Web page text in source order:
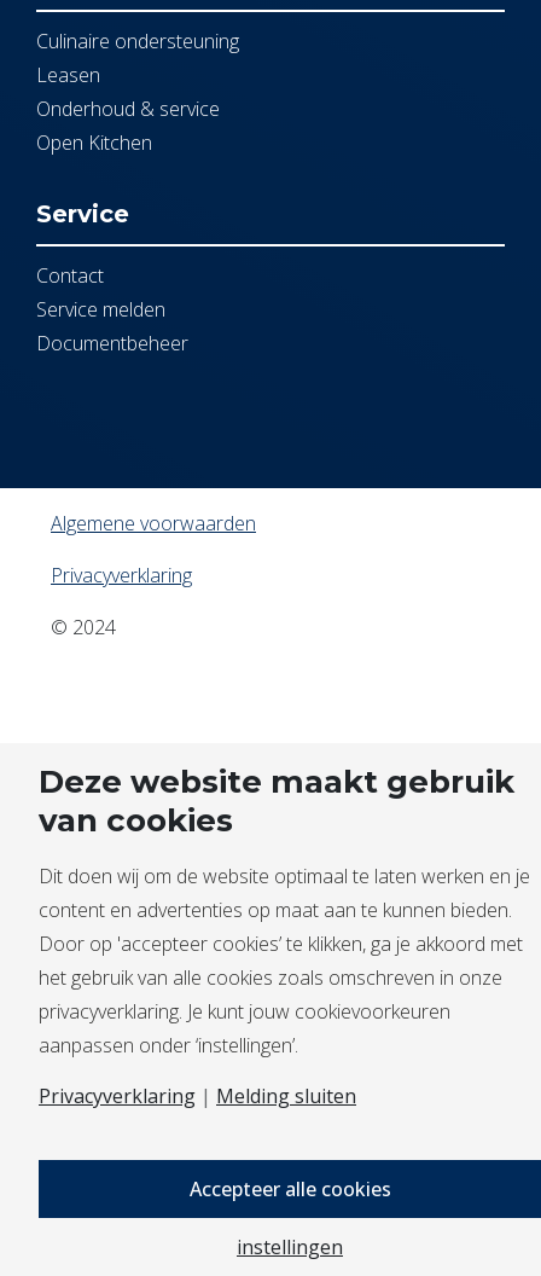
Culinaire ondersteuning
Leasen
Onderhoud & service
Open Kitchen
Service
Contact
Service melden
Documentbeheer
Algemene voorwaarden
Privacyverklaring
© 2024
Deze website maakt gebruik
van cookies
Dit doen wij om de website optimaal te laten werken en je
content en advertenties op maat aan te kunnen bieden.
Door op 'accepteer cookies’ te klikken, ga je akkoord met
het gebruik van alle cookies zoals omschreven in onze
privacyverklaring. Je kunt jouw cookievoorkeuren
aanpassen onder ‘instellingen’.
Privacyverklaring | Melding sluiten
Accepteer alle cookies
instellingen